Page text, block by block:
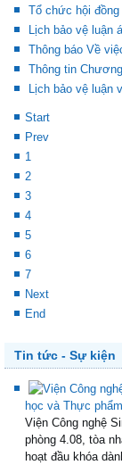
Tổ chức hội đồng
Lịch bảo vệ luận
Thông báo Về
Thông tin
Start
Prev
1
2
3
4
5
6
7
Next
Tin tức - Sự kiện
học và Thực
Viện Công nghệ
phòng 4.08, tòa